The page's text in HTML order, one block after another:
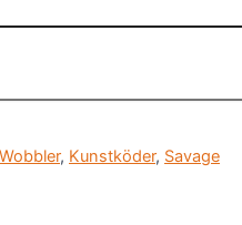
Wobbler, Kunstköder, Savage